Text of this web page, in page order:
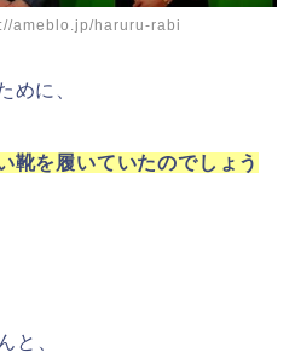
ameblo.jp/haruru-rabi
めに、
靴を履いていたのでしょう
と、